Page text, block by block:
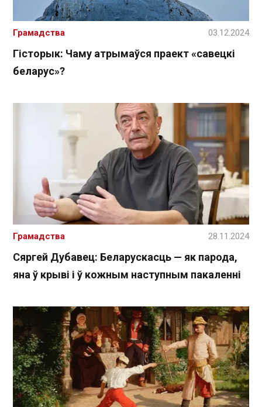
Гісторык: Чаму атрымаўся праект «савецкі
беларус»?
Грамадства 03.12.2024
Сяргей Дубавец: Беларускасць — як парода,
яна ў крыві і ў кожным наступным пакаленні
Грамадства 28.11.2024